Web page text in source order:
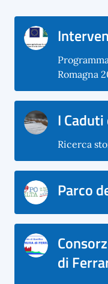
Romagna
I
Ricerca
Parco
di